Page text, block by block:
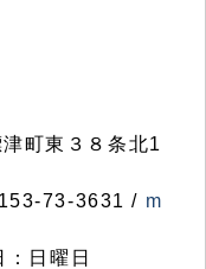
町東３８条北1
73-3631 / m
日曜日